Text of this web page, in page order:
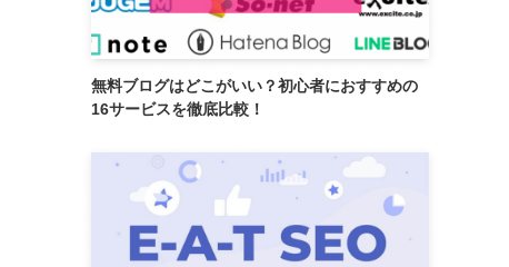
無料ブログはどこがいい？初心者におすすめの
16サービスを徹底比較！